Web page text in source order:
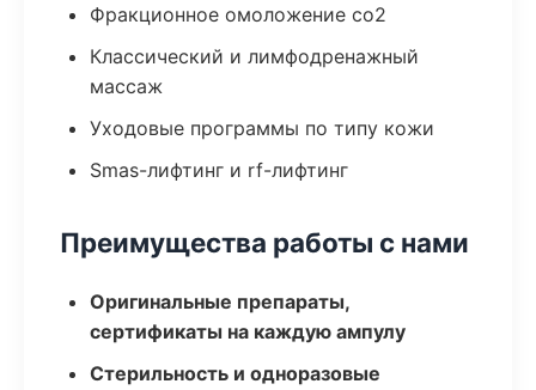
Фракционное омоложение co2
Классический и лимфодренажный
массаж
Уходовые программы по типу кожи
Smas-лифтинг и rf-лифтинг
Преимущества работы с нами
Оригинальные препараты,
сертификаты на каждую ампулу
Стерильность и одноразовые